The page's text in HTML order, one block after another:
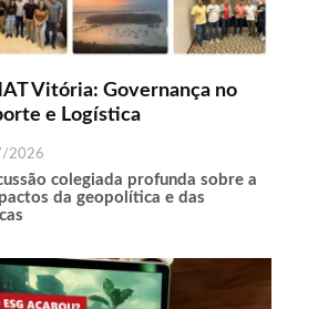
Vitória: Governança no
e Logística
2026
colegiada profunda sobre a
da geopolítica e das